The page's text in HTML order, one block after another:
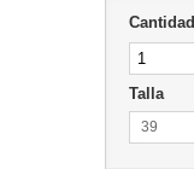
Cantidad
Talla
39